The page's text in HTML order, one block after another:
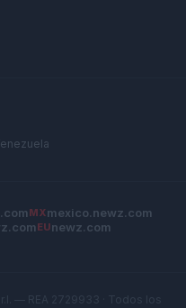
MXmexico.newz.com
EUnewz.com
— REA 2729933 · Todos los